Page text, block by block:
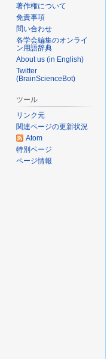
著作権について
免責事項
問い合わせ
各学会編集のオンライ
ン用語辞典
About us (in English)
Twitter
(BrainScienceBot)
ツール
リンク元
関連ページの更新状況
Atom
特別ページ
ページ情報